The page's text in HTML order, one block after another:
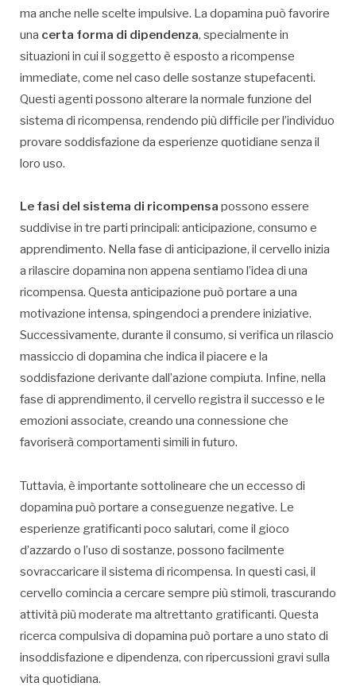
ma anche nelle scelte impulsive. La dopamina può favorire
una certa forma di dipendenza, specialmente in
situazioni in cui il soggetto è esposto a ricompense
immediate, come nel caso delle sostanze stupefacenti.
Questi agenti possono alterare la normale funzione del
sistema di ricompensa, rendendo più difficile per l’individuo
provare soddisfazione da esperienze quotidiane senza il
loro uso.
Le fasi del sistema di ricompensa possono essere
suddivise in tre parti principali: anticipazione, consumo e
apprendimento. Nella fase di anticipazione, il cervello inizia
a rilascire dopamina non appena sentiamo l’idea di una
ricompensa. Questa anticipazione può portare a una
motivazione intensa, spingendoci a prendere iniziative.
Successivamente, durante il consumo, si verifica un rilascio
massiccio di dopamina che indica il piacere e la
soddisfazione derivante dall’azione compiuta. Infine, nella
fase di apprendimento, il cervello registra il successo e le
emozioni associate, creando una connessione che
favoriserà comportamenti simili in futuro.
Tuttavia, è importante sottolineare che un eccesso di
dopamina può portare a conseguenze negative. Le
esperienze gratificanti poco salutari, come il gioco
d’azzardo o l’uso di sostanze, possono facilmente
sovraccaricare il sistema di ricompensa. In questi casi, il
cervello comincia a cercare sempre più stimoli, trascurando
attività più moderate ma altrettanto gratificanti. Questa
ricerca compulsiva di dopamina può portare a uno stato di
insoddisfazione e dipendenza, con ripercussioni gravi sulla
vita quotidiana.